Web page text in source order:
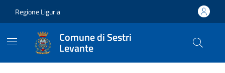
Regione Liguria
Comune di Sestri
Levante